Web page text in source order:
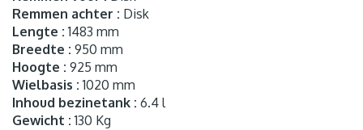
Remmen achter : Disk
Lengte : 1483 mm
Breedte : 950 mm
Hoogte : 925 mm
Wielbasis : 1020 mm
Inhoud bezinetank : 6.4 l
Gewicht : 130 Kg